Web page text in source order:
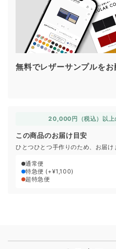
無料でレザーサンプルをお
20,000円（税込）以上
この商品のお届け目安
ひとつひとつ手作りのため、お届
通常便
特急便 (+¥1,100)
超特急便